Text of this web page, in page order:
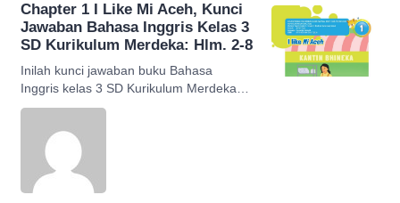
Chapter 1 I Like Mi Aceh, Kunci
Jawaban Bahasa Inggris Kelas 3
SD Kurikulum Merdeka: Hlm. 2-8
Inilah kunci jawaban buku Bahasa
Inggris kelas 3 SD Kurikulum Merdeka
Chapter 1 I Like Mi Aceh halaman 2-8